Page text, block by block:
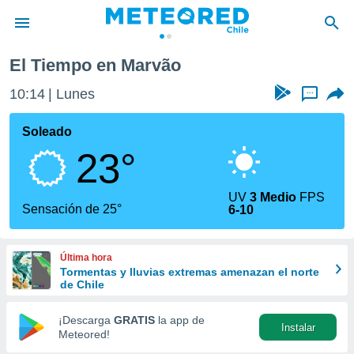
de
por
que se
calidad.
a este
las
y
forma
digital
basada
El Tiempo en Marvão
10:14 Lunes ...
Soleado
23°
Sensación de 25°
UV3 Medio FPS
6-10
Última hora
Tormentas y lluvias extremas amenazan el norte
de Chile
¡Descarga GRATIS la app de
Meteored!
Instalar